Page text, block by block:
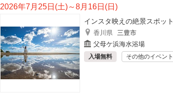
2026年7月25日(土)～8月16日(日)
インスタ映えの絶景スポット
香川県 三豊市
父母ケ浜海水浴場
入場無料 その他のイベント